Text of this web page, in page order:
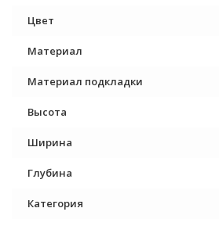
Цвет
Материал
Материал подкладки
Высота
Ширина
Глубина
Категория